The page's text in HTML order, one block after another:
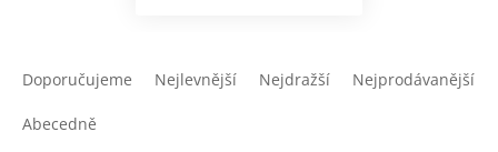
Doporučujeme Nejlevnější Nejdražší Nejprodávanější
Abecedně